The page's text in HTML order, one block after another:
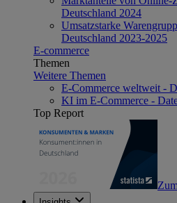
Deutschland 2024
Umsatzstarke
Deutschland 2023-2025
E-commerce
Themen
Weitere Themen
E-Commerce weltweit -
KI im E-Commerce -
Top Report